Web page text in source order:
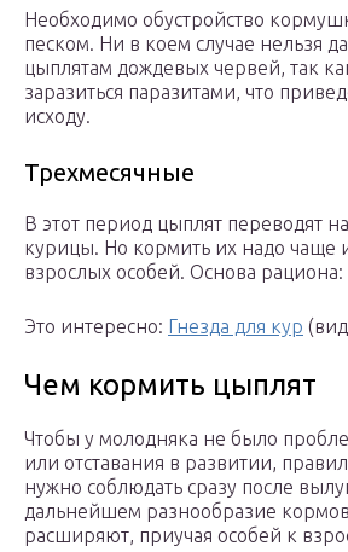
Необходимо обустройство
песком. Ни в коем случае нельзя
цыплятам дождевых червей, так
заразиться паразитами, что
исходу.
Трехмесячные
В этот период цыплят переводят
курицы. Но кормить их надо чаще
взрослых особей. Основа рациона:
Это интересно: Гнезда для кур
Чем кормить цыплят
Чтобы у молодняка не было
или отставания в развитии,
нужно соблюдать сразу после
дальнейшем разнообразие
расширяют, приучая особей к